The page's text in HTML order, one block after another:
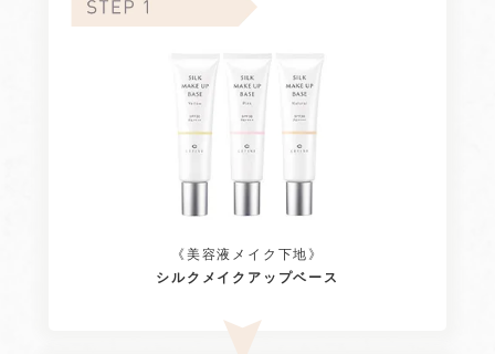
《美容液メイク下地》
シルクメイクアップベース